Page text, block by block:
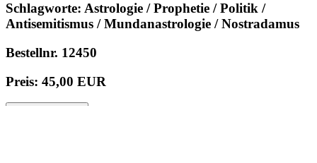
Schlagworte: Astrologie / Prophetie / Politik /
Antisemitismus / Mundanastrologie / Nostradamus
Bestellnr. 12450
Preis: 45,00 EUR